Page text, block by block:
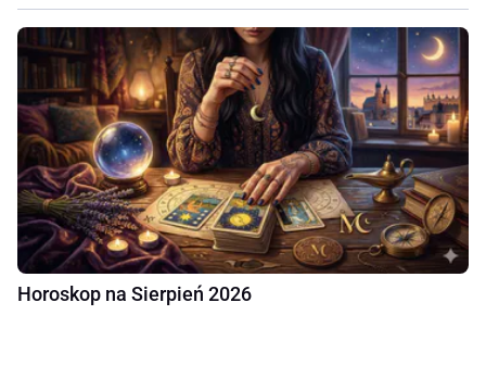
Horoskop na Sierpień 2026